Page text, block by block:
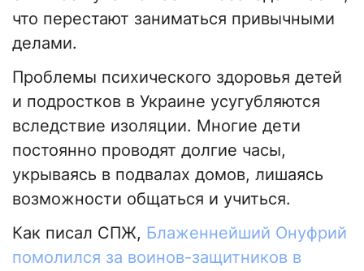
что перестают заниматься привычными
делами.
Проблемы психического здоровья детей
и подростков в Украине усугубляются
вследствие изоляции. Многие дети
постоянно проводят долгие часы,
укрываясь в подвалах домов, лишаясь
возможности общаться и учиться.
Как писал СПЖ, Блаженнейший Онуфрий
помолился за воинов-защитников в